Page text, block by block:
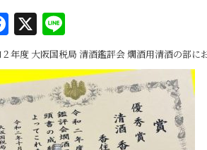
F
a
c
e
b
o
X
n
e
年度 大阪国税局 清酒鑑評会 燗酒用清酒の部に